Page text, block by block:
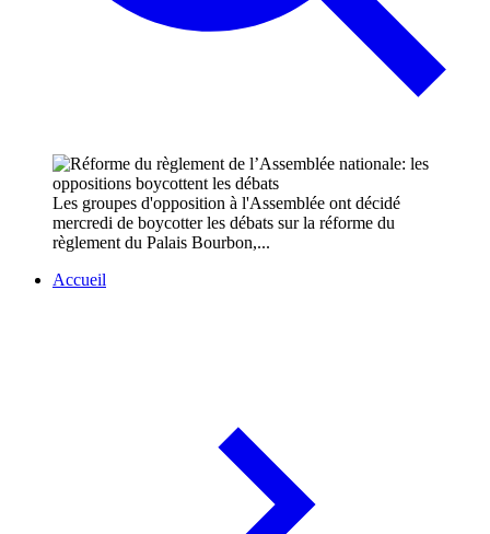
Les groupes d'opposition à l'Assemblée ont décidé
mercredi de boycotter les débats sur la réforme du
règlement du Palais Bourbon,...
Accueil